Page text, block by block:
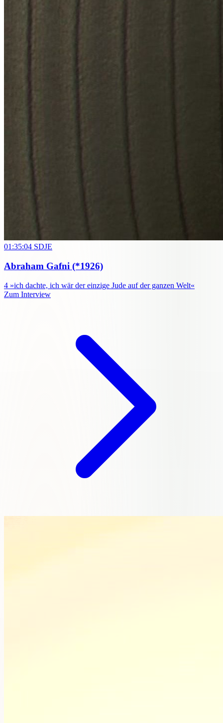
01:35:04 SDJE
Abraham Gafni (*1926)
4 »ich dachte, ich wär der einzige Jude auf der ganzen Welt«
Zum Interview